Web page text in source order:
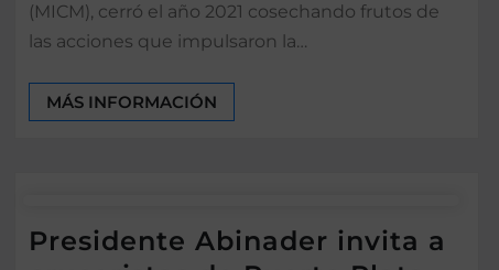
(MICM), cerró el año 2021 cosechando frutos de
las acciones que impulsaron la…
MÁS INFORMACIÓN
Presidente Abinader invita a